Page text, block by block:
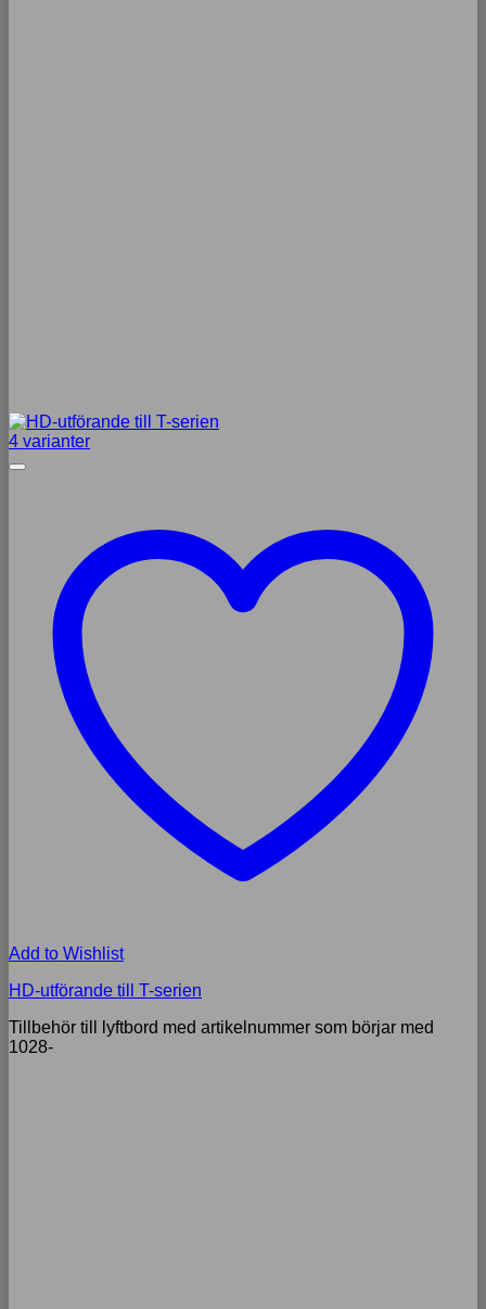
4 varianter
Add to Wishlist
HD-utförande till T-serien
Tillbehör till lyftbord med artikelnummer som börjar med
1028-